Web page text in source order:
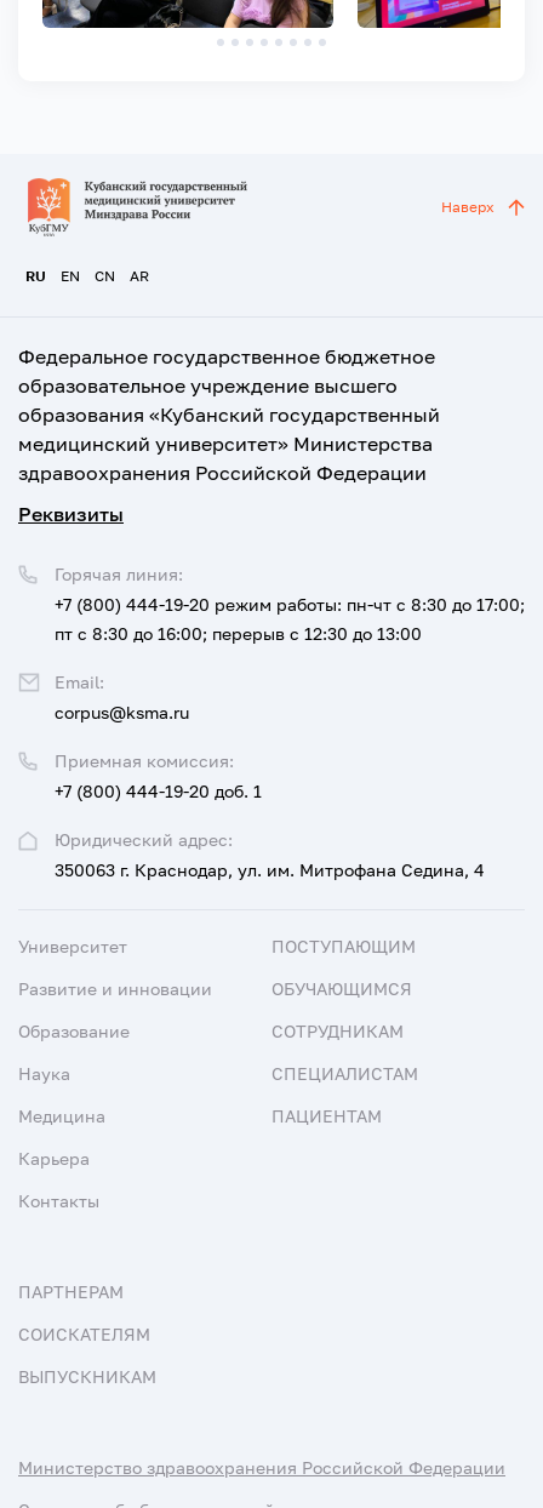
RU EN CN AR
Наверх
Федеральное государственное бюджетное
образовательное учреждение высшего
образования «Кубанский государственный
медицинский университет» Министерства
здравоохранения Российской Федерации
Реквизиты
Юридический адрес:
350063 г. Краснодар, ул. им. Митрофана Седина, 4
Приемная комиссия:
+7 (800) 444-19-20 доб. 1
Горячая линия:
+7 (800) 444-19-20 режим работы: пн-чт с 8:30 до 17:00;
пт с 8:30 до 16:00; перерыв с 12:30 до 13:00
Email:
corpus@ksma.ru
Университет
Развитие и инновации
Образование
Наука
Медицина
Карьера
Контакты
ПОСТУПАЮЩИМ
ОБУЧАЮЩИМСЯ
СОТРУДНИКАМ
СПЕЦИАЛИСТАМ
ПАЦИЕНТАМ
ПАРТНЕРАМ
СОИСКАТЕЛЯМ
ВЫПУСКНИКАМ
Министерство здравоохранения Российской Федерации